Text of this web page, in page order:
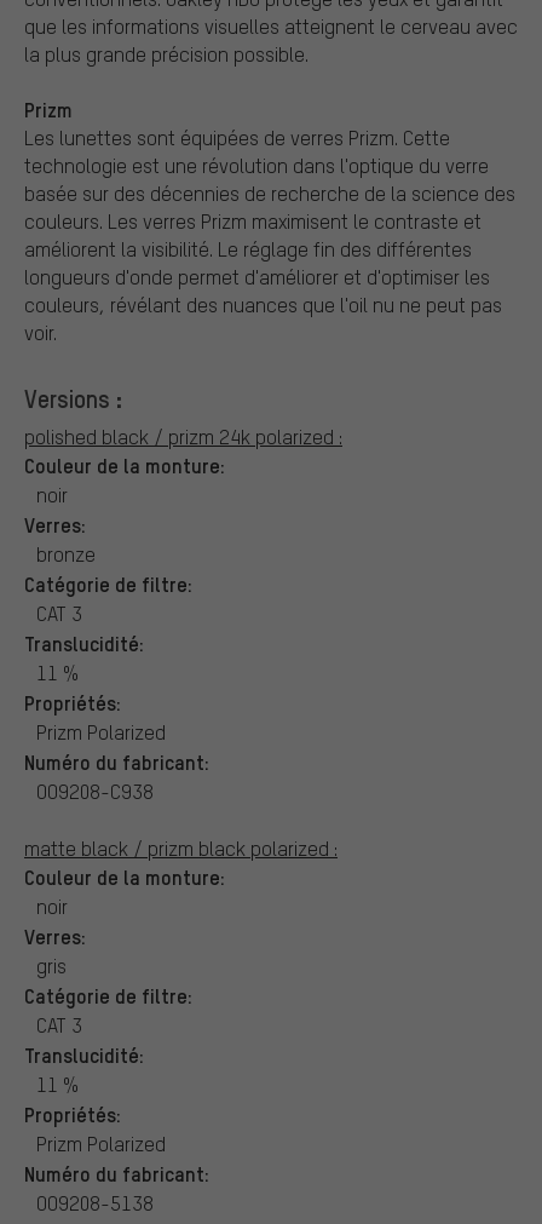
que les informations visuelles atteignent le cerveau avec
la plus grande précision possible.
Prizm
Les lunettes sont équipées de verres Prizm. Cette
technologie est une révolution dans l'optique du verre
basée sur des décennies de recherche de la science des
couleurs. Les verres Prizm maximisent le contraste et
améliorent la visibilité. Le réglage fin des différentes
longueurs d'onde permet d'améliorer et d'optimiser les
couleurs, révélant des nuances que l'oil nu ne peut pas
voir.
Versions :
polished black / prizm 24k polarized :
Couleur de la monture:
noir
Verres:
bronze
Catégorie de filtre:
CAT 3
Translucidité:
11 %
Propriétés:
Prizm Polarized
Numéro du fabricant:
OO9208-C938
matte black / prizm black polarized :
Couleur de la monture:
noir
Verres:
gris
Catégorie de filtre:
CAT 3
Translucidité:
11 %
Propriétés:
Prizm Polarized
Numéro du fabricant:
OO9208-5138